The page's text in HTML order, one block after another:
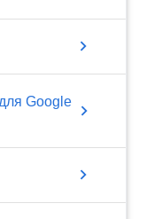
chevron_right
Google
chevron_right
chevron_right